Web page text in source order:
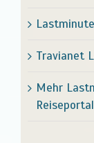
Travianet
Mehr